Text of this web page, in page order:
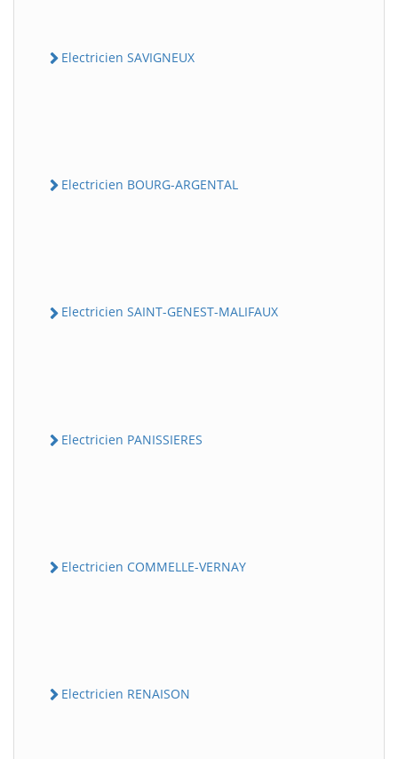
Electricien SAVIGNEUX
Electricien BOURG-ARGENTAL
Electricien SAINT-GENEST-MALIFAUX
Electricien PANISSIERES
Electricien COMMELLE-VERNAY
Electricien RENAISON